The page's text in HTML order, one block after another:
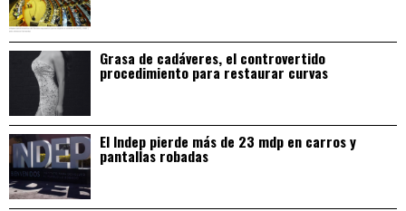
Grasa de cadáveres, el controvertido
procedimiento para restaurar curvas
El Indep pierde más de 23 mdp en carros y
pantallas robadas